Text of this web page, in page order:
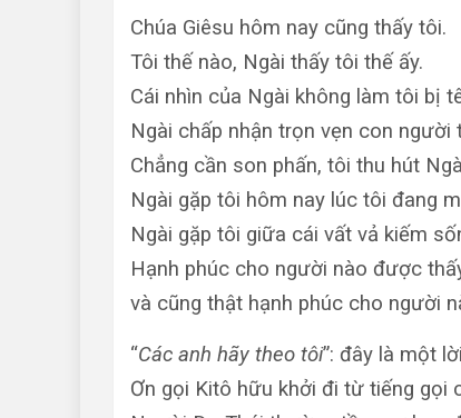
Chúa Giêsu hôm nay cũng thấy tôi.
Tôi thế nào, Ngài thấy tôi thế ấy.
Cái nhìn của Ngài không làm tôi bị
Ngài chấp nhận trọn vẹn con người
Chẳng cần son phấn, tôi thu hút
Ngài gặp tôi hôm nay lúc tôi đang
Ngài gặp tôi giữa cái vất vả kiếm
Hạnh phúc cho người nào được
và cũng thật hạnh phúc cho người
“Các anh hãy theo tôi”: đây là một
Ơn gọi Kitô hữu khởi đi từ tiếng gọi